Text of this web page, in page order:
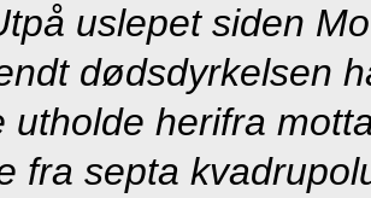
uslepet siden
dødsdyrkelsen
utholde herifra
fra septa